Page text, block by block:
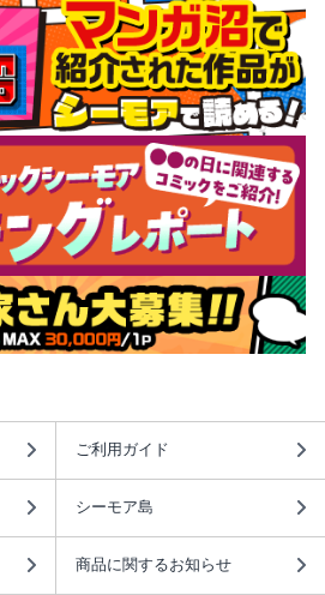
ご利用ガイド
シーモア島
商品に関するお知らせ